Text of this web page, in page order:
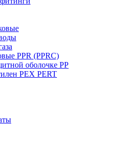
PPR (PPRC)
оболочке PP
PEX PERT